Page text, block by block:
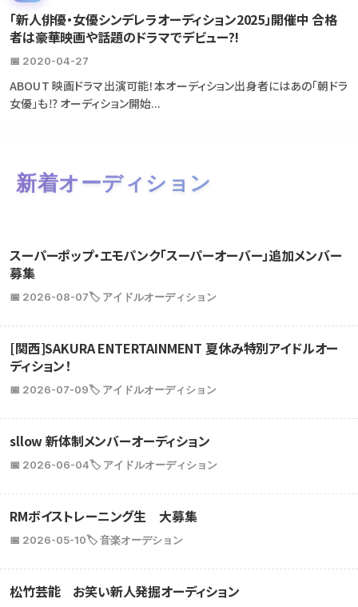
「新人俳優・女優シンデレラオーディション2025」開催中 合格
者は豪華映画や話題のドラマでデビュー?!
📅 2020-04-27
ABOUT 映画ドラマ出演可能！本オーディション出身者にはあの「朝ドラ
女優」も⁉ オーディション開始...
新着オーディション
スーパーポップ・エモパンク「スーパーオーバー」追加メンバー
募集
📅 2026-08-07🏷️ アイドルオーディション
[関西]SAKURA ENTERTAINMENT 夏休み特別アイドルオー
ディション！
📅 2026-07-09🏷️ アイドルオーディション
sllow 新体制メンバーオーディション
📅 2026-06-04🏷️ アイドルオーディション
RMボイストレーニング生 大募集
📅 2026-05-10🏷️ 音楽オーデション
松竹芸能 お笑い新人発掘オーディション